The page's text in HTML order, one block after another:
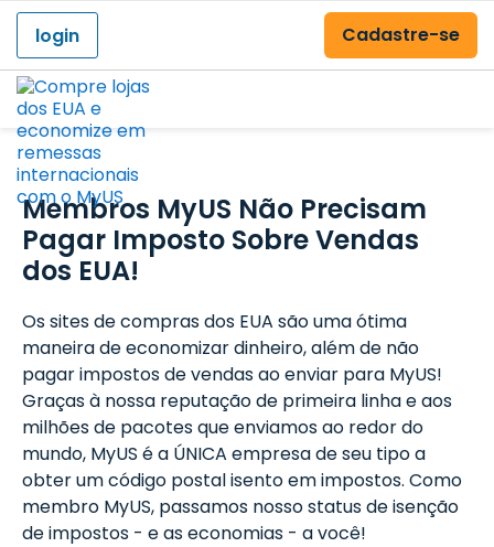
login
Cadastre-se
Membros MyUS Não Precisam
Pagar Imposto Sobre Vendas
dos EUA!
Os sites de compras dos EUA são uma ótima
maneira de economizar dinheiro, além de não
pagar impostos de vendas ao enviar para MyUS!
Graças à nossa reputação de primeira linha e aos
milhões de pacotes que enviamos ao redor do
mundo, MyUS é a ÚNICA empresa de seu tipo a
obter um código postal isento em impostos. Como
membro MyUS, passamos nosso status de isenção
de impostos - e as economias - a você!